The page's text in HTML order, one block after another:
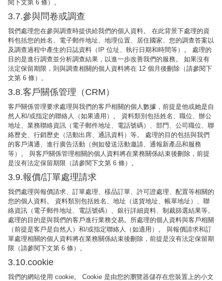
閱下文第 6 條）。
3.7.參與問卷或調查
我們處理您在參與調查時提供給我們的個人資料。 在此背景下處理的資
料包括您的姓名、電子郵件地址、地理位置、居住國家、您的調查答案以
及調查過程中產生的日誌資料（IP 位址、執行日期和時間等）。 處理的
目的是進行調查並分析調查結果，以進一步改善我們的服務。 如果沒有
法定保留期限，則與調查相關的個人資料將在 12 個月後刪除（請參閱下
文第 6 條）。
3.8.客戶關係管理（CRM）
客戶關係管理要求處理與我們的客戶相關的個人數據，前提是他或她是自
然人和/或指定的聯絡人（如果適用）。 資料類別包括姓名、職位、辦公
地址、業務聯絡資訊（電子郵件地址、電話號碼）、部門、公司職位、聯
絡歷史、行銷歷史（活動出席、通訊資料）等。 處理的目的包括與我們
的客戶溝通、進行廣告活動（例如發送活動邀請、通報新產品和服務
等）。 與客戶關係管理相關的個人資料將在業務關係結束後刪除，前提
是沒有法定保留期限（請參閱下文第 6 條）。
3.9.報價/訂單處理請求
我們處理與報價請求、訂單處理、樣品訂單、許可證處理、配置等相關的
您的個人資料。 資料類別包括姓名、地址（送貨地址、帳單地址）、聯
絡資訊（電子郵件地址、電話號碼）、銀行詳細資料、制裁篩選結果等。
處理的目的是與我們的客戶進行業務交易。所處理的個人資料與客戶相關
（前提是客戶是自然人）和/或指定聯絡人（如適用）。 與報價請求和訂
單處理相關的個人資料將在業務關係結束後刪除，前提是沒有法定保留期
限（請參閱下文第 6 條）。
3.10.cookie
我們的網站使用 cookie。 Cookie 是由您的瀏覽器儲存在您裝置上的小文